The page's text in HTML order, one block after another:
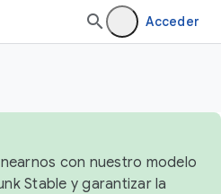
Acceder
con nuestro modelo
Stable y garantizar la